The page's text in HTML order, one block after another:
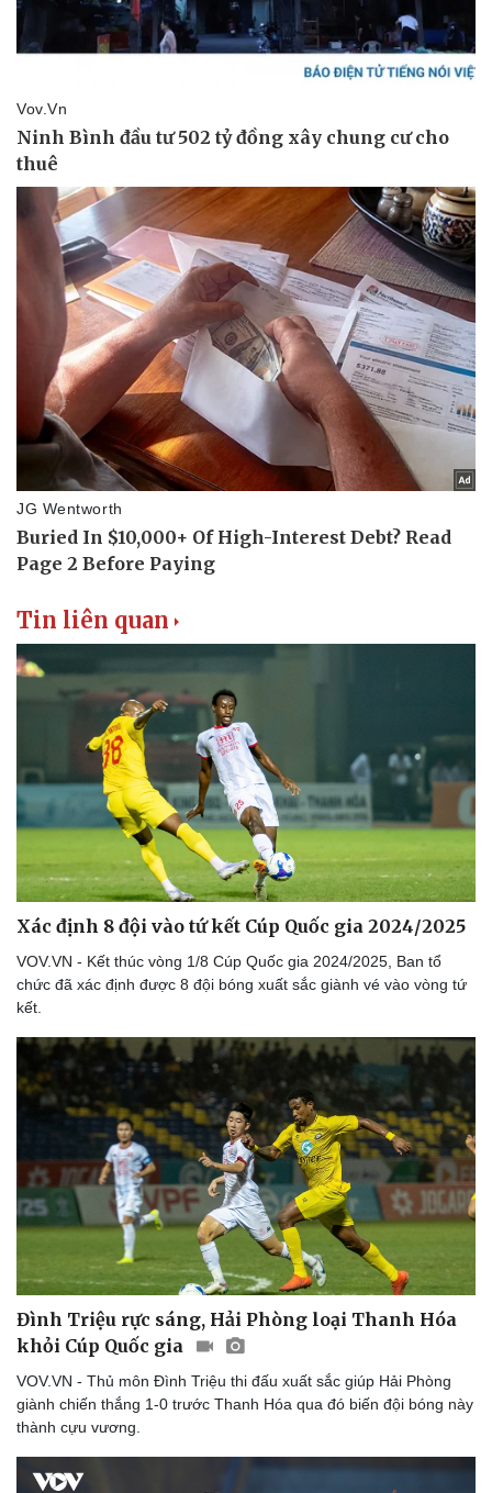
Pháp luật
Vụ án
Tư vấn luật
Quân sự - Quốc phòng
Phân tích
Tin liên quan
Xác định 8 đội vào tứ kết Cúp Quốc gia 2024/2025
VOV.VN - Kết thúc vòng 1/8 Cúp Quốc gia 2024/2025, Ban tổ
chức đã xác định được 8 đội bóng xuất sắc giành vé vào vòng tứ
kết.
Đình Triệu rực sáng, Hải Phòng loại Thanh Hóa
khỏi Cúp Quốc gia
VOV.VN - Thủ môn Đình Triệu thi đấu xuất sắc giúp Hải Phòng
giành chiến thắng 1-0 trước Thanh Hóa qua đó biến đội bóng này
thành cựu vương.